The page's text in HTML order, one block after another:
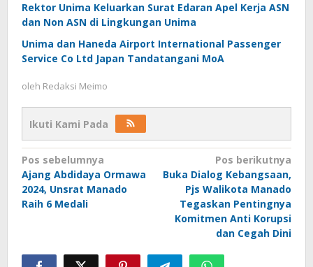
Rektor Unima Keluarkan Surat Edaran Apel Kerja ASN
dan Non ASN di Lingkungan Unima
Unima dan Haneda Airport International Passenger
Service Co Ltd Japan Tandatangani MoA
oleh Redaksi Meimo
Ikuti Kami Pada
Navigasi
pos
Pos sebelumnya
Ajang Abdidaya Ormawa
2024, Unsrat Manado
Raih 6 Medali
Pos berikutnya
Buka Dialog Kebangsaan,
Pjs Walikota Manado
Tegaskan Pentingnya
Komitmen Anti Korupsi
dan Cegah Dini